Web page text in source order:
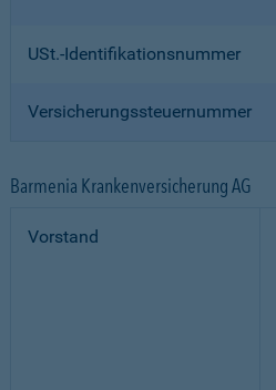
USt.-Identifikationsnummer
Versicherungssteuernummer
Barmenia Krankenversicherung AG
Vorstand